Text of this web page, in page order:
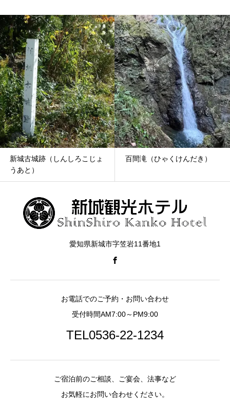
百間滝（ひゃくけんだき） 馬背岩
愛知県新城市字笠岩11番地1
お電話でのご予約・お問い合わせ
受付時間AM7:00～PM9:00
TEL0536-22-1234
ご宿泊前のご相談、ご宴会、法事など
お気軽にお問い合わせください。